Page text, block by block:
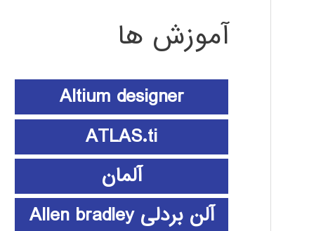
آموزش ها
Altium designer
ATLAS.ti
آلمان
آلن بردلی Allen bradley